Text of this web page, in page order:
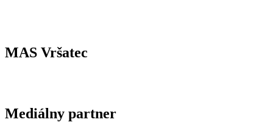
MAS Vršatec
Mediálny partner